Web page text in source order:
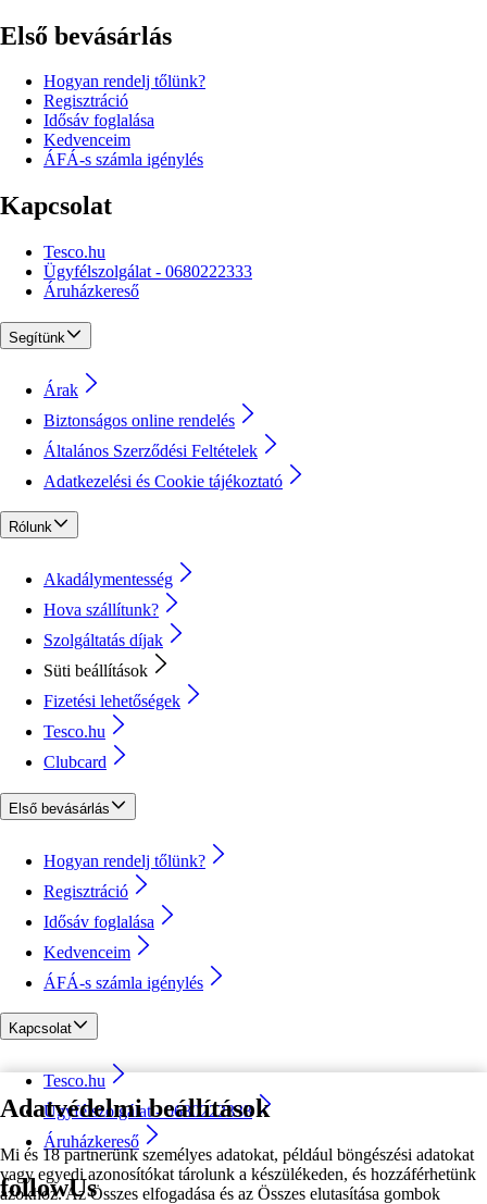
Adatvédelmi beállítások
Mi és 18 partnerünk személyes adatokat, például böngészési adatokat
vagy egyedi azonosítókat tárolunk a készülékeden, és hozzáférhetünk
azokhoz. Az Összes elfogadása és az Összes elutasítása gombok
Első bevásárlás
Hogyan rendelj tőlünk?
Regisztráció
Idősáv foglalása
Kedvenceim
ÁFÁ-s számla igénylés
Kapcsolat
Tesco.hu
Ügyfélszolgálat - 0680222333
Áruházkereső
Segítünk
Árak
Biztonságos online rendelés
Általános Szerződési Feltételek
Adatkezelési és Cookie tájékoztató
Rólunk
Akadálymentesség
Hova szállítunk?
Szolgáltatás díjak
Süti beállítások
Fizetési lehetőségek
Tesco.hu
Clubcard
Első bevásárlás
Hogyan rendelj tőlünk?
Regisztráció
Idősáv foglalása
Kedvenceim
ÁFÁ-s számla igénylés
Kapcsolat
Tesco.hu
Ügyfélszolgálat - 0680222333
Áruházkereső
followUs